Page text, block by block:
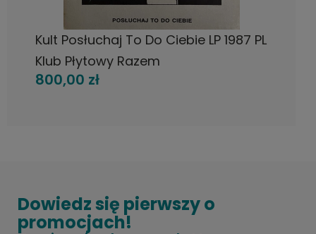
Kult Posłuchaj To Do Ciebie LP 1987 PL
Klub Płytowy Razem
800,00 zł
Dowiedz się pierwszy o
promocjach!